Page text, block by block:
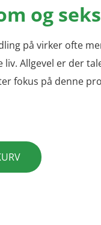
og
på virker ofte
Allgevel er der
fokus på denne